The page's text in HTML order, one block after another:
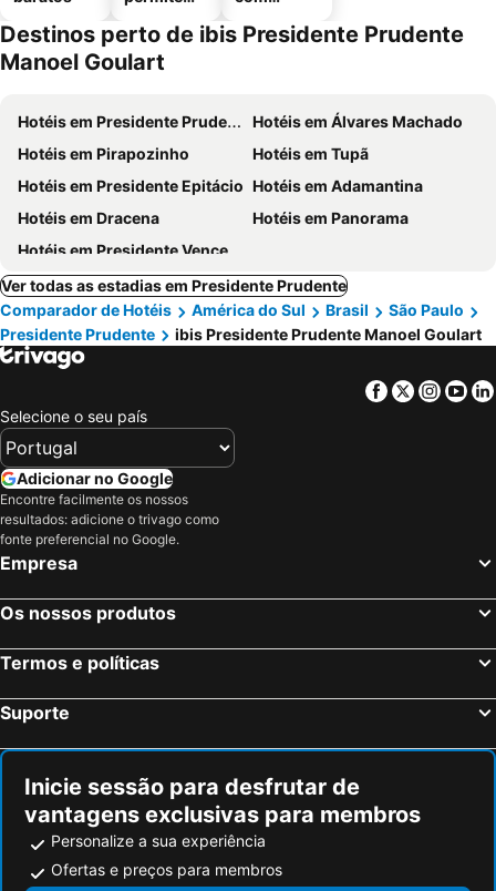
mento
Destinos perto de ibis Presidente Prudente
Manoel Goulart
Hotéis em Presidente Prudente
Hotéis em Álvares Machado
Hotéis em Pirapozinho
Hotéis em Tupã
Hotéis em Presidente Epitácio Hotéis em Adamantina
Hotéis em Dracena
Hotéis em Panorama
Hotéis em Presidente Venceslau
Ver todas as estadias em Presidente Prudente
Comparador de Hotéis
América do Sul Brasil
São Paulo
Presidente Prudente
ibis Presidente Prudente Manoel Goulart
Facebook
Twitter
Selecione o seu país
Adicionar no Google
Encontre facilmente os nossos
resultados: adicione o trivago como
fonte preferencial no Google.
Empresa
Os nossos produtos
Termos e políticas
Suporte
Inicie sessão para desfrutar de
vantagens exclusivas para membros
Personalize a sua experiência
Ofertas e preços para membros